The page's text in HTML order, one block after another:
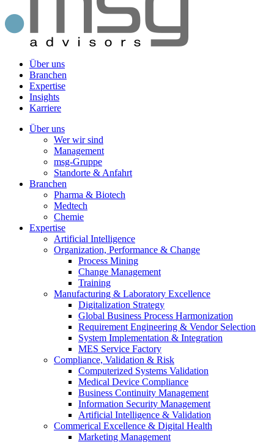
Über uns
Branchen
Expertise
Insights
Karriere
Über uns
Wer wir sind
Management
msg-Gruppe
Standorte & Anfahrt
Branchen
Pharma & Biotech
Medtech
Chemie
Expertise
Artificial Intelligence
Organization, Performance & Change
Process Mining
Change Management
Training
Manufacturing & Laboratory Excellence
Digitalization Strategy
Global Business Process Harmonization
Requirement Engineering & Vendor Selection
System Implementation & Integration
MES Service Factory
Compliance, Validation & Risk
Computerized Systems Validation
Medical Device Compliance
Business Continuity Management
Information Security Management
Artificial Intelligence & Validation
Commerical Excellence & Digital Health
Marketing Management